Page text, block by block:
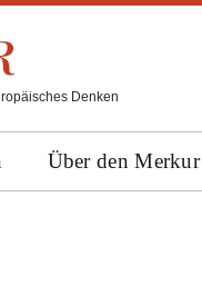
Denken
Über den Merkur